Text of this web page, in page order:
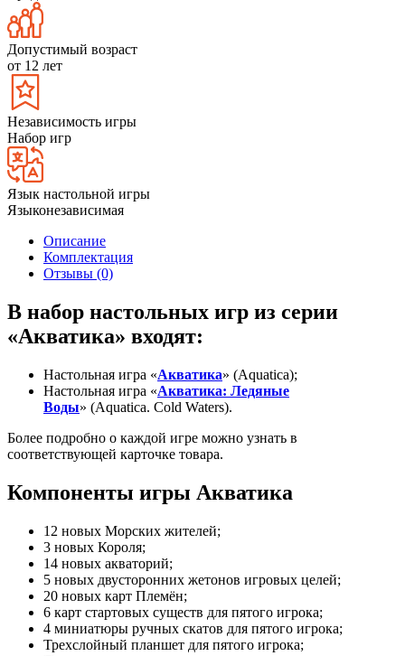
Допустимый возраст
от 12 лет
Независимость игры
Набор игр
Язык настольной игры
Языконезависимая
Описание
Комплектация
Отзывы (0)
В набор настольных игр из серии
«Акватика» входят:
Настольная игра «Акватика» (Aquatica);
Настольная игра «Акватика: Ледяные
Воды» (Aquatica. Cold Waters).
Более подробно о каждой игре можно узнать в
соответствующей карточке товара.
Компоненты игры Акватика
12 новых Морских жителей;
3 новых Короля;
14 новых акваторий;
5 новых двусторонних жетонов игровых целей;
20 новых карт Племён;
6 карт стартовых существ для пятого игрока;
4 миниатюры ручных скатов для пятого игрока;
Трехслойный планшет для пятого игрока;